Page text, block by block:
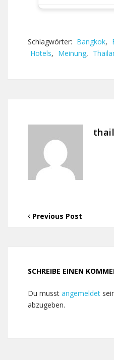
Schlagwörter: Bangkok,
Hotels, Meinung,
Previous Post
SCHREIBE EINEN
Du musst angemeldet
abzugeben.